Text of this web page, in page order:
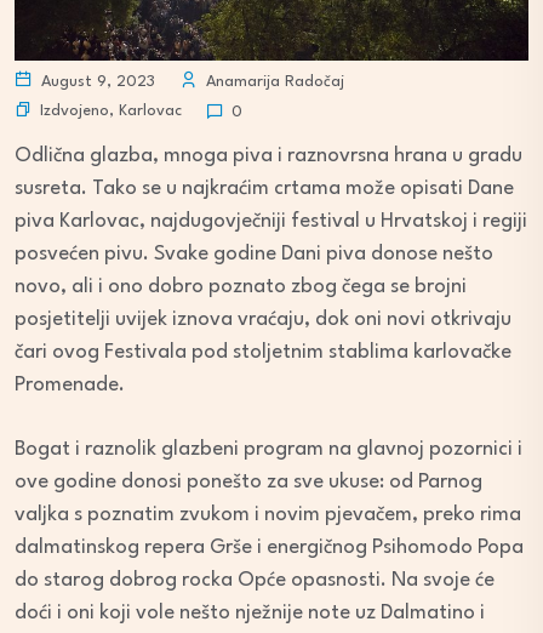
August 9, 2023
Anamarija Radočaj
Izdvojeno, Karlovac 0
Odlična glazba, mnoga piva i raznovrsna hrana u gradu
susreta. Tako se u najkraćim crtama može opisati Dane
piva Karlovac, najdugovječniji festival u Hrvatskoj i regiji
posvećen pivu. Svake godine Dani piva donose nešto
novo, ali i ono dobro poznato zbog čega se brojni
posjetitelji uvijek iznova vraćaju, dok oni novi otkrivaju
čari ovog Festivala pod stoljetnim stablima karlovačke
Promenade.
Bogat i raznolik glazbeni program na glavnoj pozornici i
ove godine donosi ponešto za sve ukuse: od Parnog
valjka s poznatim zvukom i novim pjevačem, preko rima
dalmatinskog repera Grše i energičnog Psihomodo Popa
do starog dobrog rocka Opće opasnosti. Na svoje će
doći i oni koji vole nešto nježnije note uz Dalmatino i